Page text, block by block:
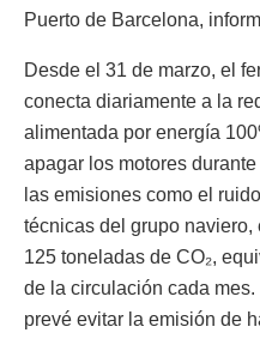
Puerto de Barcelona,
Desde el 31 de marzo, el
conecta diariamente a la
alimentada por energía
apagar los motores
las emisiones como el
técnicas del grupo
125 toneladas de CO₂,
de la circulación cada
prevé evitar la emisión de